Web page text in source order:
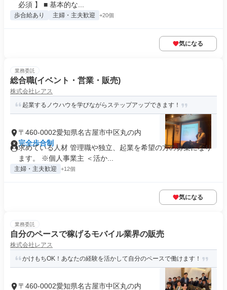
必須 】 ■ 基本的な...
歩合給あり 主婦・主夫歓迎 +20個
気になる
業務委託
総合職(イベント・営業・販売)
株式会社レアス
起業するノウハウを学びながらステップアップできます！
〒460-0002愛知県名古屋市中区丸の内
完全歩合制
求めている人材 管理職や独立、起業を希望の方の募集になり
ます。 ※個人事業主 ＜活か...
主婦・主夫歓迎 +12個
気になる
業務委託
自分のペースで稼げるモバイル業界の販売
株式会社レアス
かけもちOK！あなたの経験を活かして自分のペースで働けます！
〒460-0002愛知県名古屋市中区丸の内